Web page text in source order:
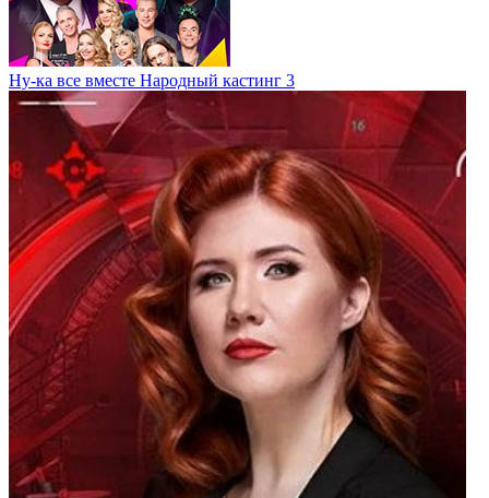
Ну-ка все вместе Народный кастинг 3